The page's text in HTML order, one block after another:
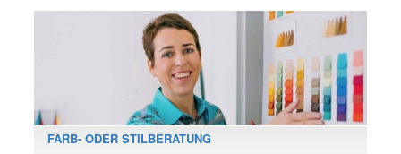
FARB- ODER STILBERATUNG